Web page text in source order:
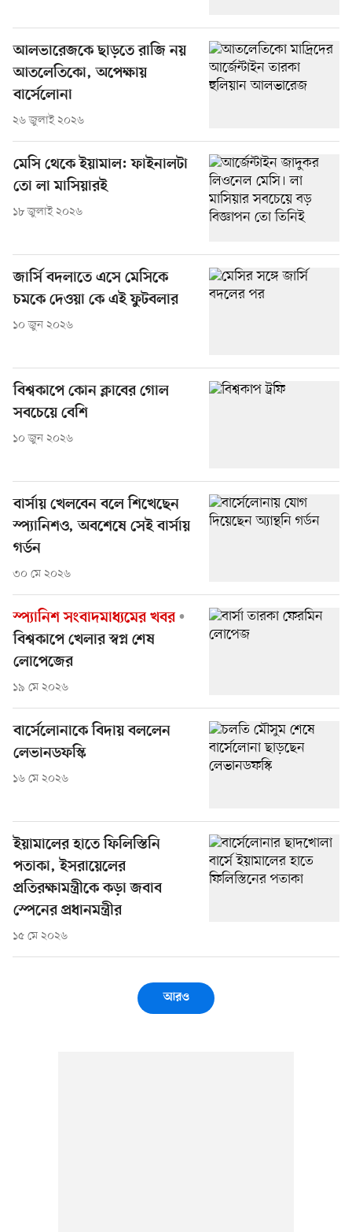
আলভারেজকে ছাড়তে রাজি নয়
আতলেতিকো, অপেক্ষায়
বার্সেলোনা
২৬ জুলাই ২০২৬
মেসি থেকে ইয়ামাল: ফাইনালটা
তো লা মাসিয়ারই
১৮ জুলাই ২০২৬
জার্সি বদলাতে এসে মেসিকে
চমকে দেওয়া কে এই ফুটবলার
১০ জুন ২০২৬
বিশ্বকাপে কোন ক্লাবের গোল
সবচেয়ে বেশি
১০ জুন ২০২৬
বার্সায় খেলবেন বলে শিখেছেন
স্প্যানিশও, অবশেষে সেই বার্সায়
গর্ডন
৩০ মে ২০২৬
স্প্যানিশ সংবাদমাধ্যমের খবর
বিশ্বকাপে খেলার স্বপ্ন শেষ
লোপেজের
১৯ মে ২০২৬
বার্সেলোনাকে বিদায় বললেন
লেভানডফস্কি
১৬ মে ২০২৬
ইয়ামালের হাতে ফিলিস্তিনি
পতাকা, ইসরায়েলের
প্রতিরক্ষামন্ত্রীকে কড়া জবাব
স্পেনের প্রধানমন্ত্রীর
১৫ মে ২০২৬
আরও